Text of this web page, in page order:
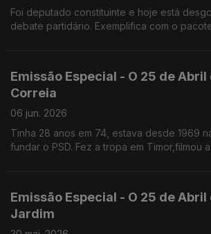
Foi deputado constituinte e hoje está
debate partidário. Exemplifica com o
Emissão Especial - O 25 de
Correia
06 jun. 2026
Tinha 28 anos em 74, estava desde 1969
fundar o PSD. Fez a tropa em Timor,filmou
Emissão Especial - O 25 de Abril
Jardim